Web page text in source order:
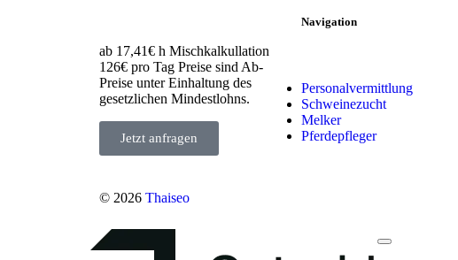
ab 17,41€ h Mischkalkullation
126€ pro Tag Preise sind Ab-
Preise unter Einhaltung des
gesetzlichen Mindestlohns.
Jetzt anfragen
Navigation
Personalvermittlung
Schweinezucht
Melker
Pferdepfleger
© 2026 Thaiseo